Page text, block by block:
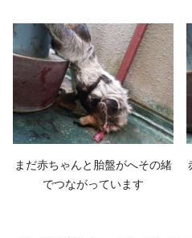
まだ赤ちゃんと胎盤がへその緒
でつながっています